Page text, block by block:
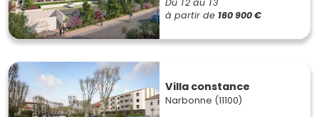
à partir de 160 900 €
Villa constance
Narbonne (11100)